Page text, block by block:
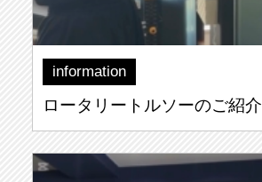
information
ロータリートルソーのご紹介